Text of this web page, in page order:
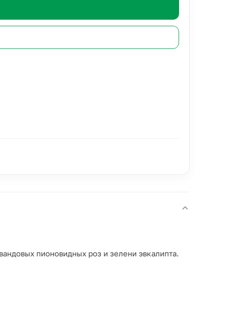
пионовидных роз и зелени эвкалипта.